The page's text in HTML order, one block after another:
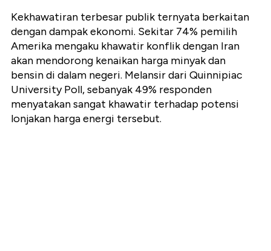
Kekhawatiran terbesar publik ternyata berkaitan
dengan dampak ekonomi. Sekitar 74% pemilih
Amerika mengaku khawatir konflik dengan Iran
akan mendorong kenaikan harga minyak dan
bensin di dalam negeri. Melansir dari Quinnipiac
University Poll, sebanyak 49% responden
menyatakan sangat khawatir terhadap potensi
lonjakan harga energi tersebut.